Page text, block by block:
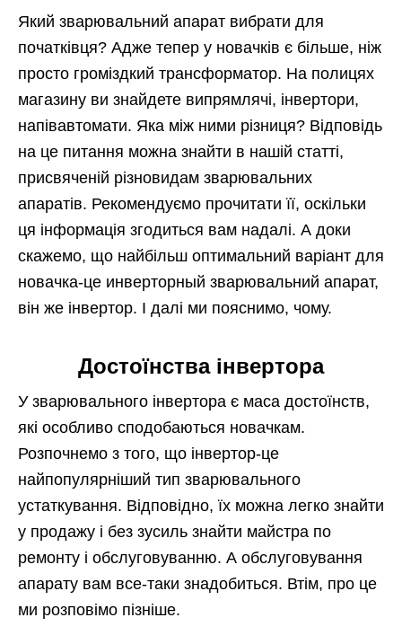
Який зварювальний апарат вибрати для
початківця? Адже тепер у новачків є більше, ніж
просто громіздкий трансформатор. На полицях
магазину ви знайдете випрямлячі, інвертори,
напівавтомати. Яка між ними різниця? Відповідь
на це питання можна знайти в нашій статті,
присвяченій різновидам зварювальних
апаратів. Рекомендуємо прочитати її, оскільки
ця інформація згодиться вам надалі. А доки
скажемо, що найбільш оптимальний варіант для
новачка-це инверторный зварювальний апарат,
він же інвертор. І далі ми пояснимо, чому.
Достоїнства інвертора
У зварювального інвертора є маса достоїнств,
які особливо сподобаються новачкам.
Розпочнемо з того, що інвертор-це
найпопулярніший тип зварювального
устаткування. Відповідно, їх можна легко знайти
у продажу і без зусиль знайти майстра по
ремонту і обслуговуванню. А обслуговування
апарату вам все-таки знадобиться. Втім, про це
ми розповімо пізніше.